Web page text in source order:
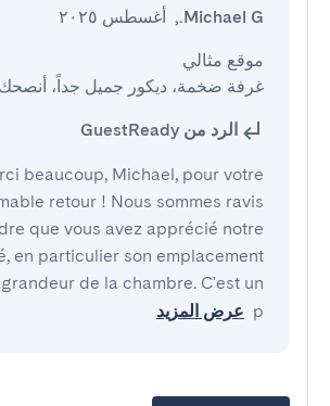
Michael G.
, أغسطس ٢٠٢٥
غرفة ضخمة، ديكور جميل جداً، أنصحك
الرد من GuestReady
beaucoup, Michael, pour votre
retour ! Nous sommes ravis
que vous avez apprécié notre
en particulier son emplacement
de la chambre. C'est un
p عرض المزيد